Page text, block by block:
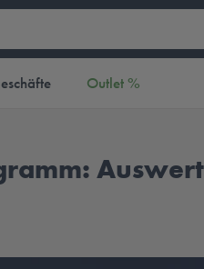
Outlet %